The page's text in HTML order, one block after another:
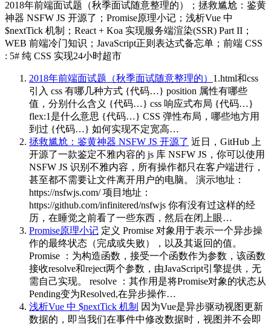
2018年前端面试题（秋季面试随意整理的）；拯救尴尬：鉴黄
神器 NSFW JS 开源了；Promise原理小记；浅析Vue 中
$nextTick 机制；React + Koa 实现服务端渲染(SSR) Part II；
WEB 前端冷门知识；JavaScript正则表达式备忘单；前端 CSS
: 5# 纯 CSS 实现24小时超市
2018年前端面试题（秋季面试随意整理的） 1.html和css
引入 css 有哪几种方式 {代码…} position 属性有哪些
值，分别什么含义 {代码…} css 响应式布局 {代码…}
flex:1是什么意思 {代码…} CSS 弹性布局，哪些地方用
到过 {代码…} 如何实现不定宽高…
拯救尴尬：鉴黄神器 NSFW JS 开源了 近日，GitHub 上
开源了一款鉴定不雅内容的 js 库 NSFW JS，你可以使用
NSFW JS 识别不雅内容，所有操作都只在客户端进行，
甚至都不需要让文件离开用户的电脑。 演示地址：
https://nsfwjs.com/ 项目地址：
https://github.com/infinitered/nsfwjs 你有没有过这样的经
历，在睡觉之前看了一些东西，然后在闭上眼…
Promise原理小记 定义 Promise 对象用于表示一个异步操
作的最终状态（完成或失败），以及其返回的值。
Promise ：为构造函数，接受一个函数作为参数，该函数
接收resolve和reject两个参数，由JavaScript引擎提供，无
需自己实现。 resolve ：其作用是将Promise对象的状态从
Pending变为Resolved,在异步操作…
浅析Vue 中 $nextTick 机制 因为Vue是异步驱动视图更新
数据的，即当我们在事件中修改数据时，视图并不会即